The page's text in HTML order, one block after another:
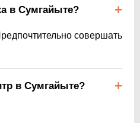
в Сумгайыте?
совершать
в Сумгайыте?